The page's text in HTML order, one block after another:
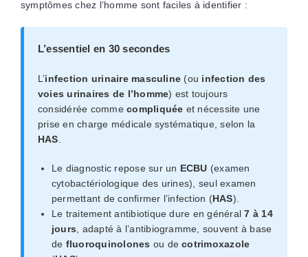
symptômes chez l’homme sont faciles à identifier :
L’essentiel en 30 secondes
L’infection urinaire masculine (ou infection des
voies urinaires de l’homme) est toujours
considérée commecompliquée et nécessite une
prise en charge médicale systématique, selon la
HAS
Le diagnostic repose sur un ECBU (examen
cytobactériologique des urines), seul examen
permettant de confirmer l’infection (HAS).
Le traitement antibiotique dure en général7 à 14
jours , adapté à l’antibiogramme, souvent à base
de fluoroquinolones ou decotrimoxazole